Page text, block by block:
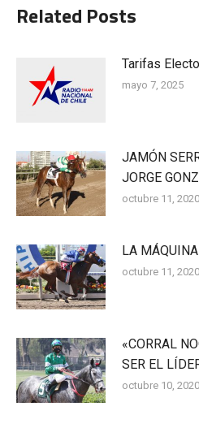
Related Posts
Tarifas
mayo 7, 2025
JAMÓN
JORGE
octubre 11, 2020
LA
octubre 11, 2020
«CORRAL
SER EL
octubre 10, 2020